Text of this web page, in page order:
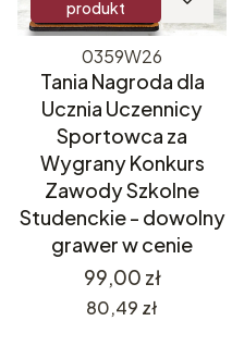
produkt
0359W26
Tania Nagroda dla
Ucznia Uczennicy
Sportowca za
Wygrany Konkurs
Zawody Szkolne
Studenckie - dowolny
grawer w cenie
Cena
99,00 zł
Cena
80,49 zł